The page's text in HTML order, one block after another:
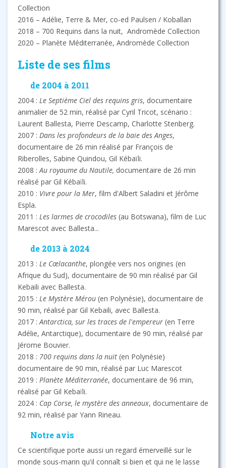
Collection
2016 – Adélie, Terre & Mer, co-ed Paulsen / Koballan
2018 – 700 Requins dans la nuit, Andromède Collection
2020 – Planète Méditerranée, Andromède Collection
Liste de ses films
de 2004 à 2011
2004 : Le Septième Ciel des requins gris, documentaire
animalier de 52 min, réalisé par Cyril Tricot, scénario :
Laurent Ballesta, Pierre Descamp, Charlotte Stenberg.
2007 : Dans les profondeurs de la baie des Anges,
documentaire de 26 min réalisé par François de
Riberolles, Sabine Quindou, Gil Kébaïli.
2008 :Au royaume du Nautile, documentaire de 26 min
réalisé par Gil Kébaïli.
2010 : Vivre pour la Mer, film d'Albert Saladini et Jérôme
Espla.
2011 : Les larmes de crocodiles (au Botswana), film de Luc
Marescot avec Ballesta...
de 2013 à 2024
2013 : Le Cœlacanthe, plongée vers nos origines (en
Afrique du Sud), documentaire de 90 min réalisé par Gil
Kebaili avec Ballesta.
2015 : Le Mystère Mérou (en Polynésie), documentaire de
90 min, réalisé par Gil Kebaili, avec Ballesta.
2017 :Antarctica, sur les traces de l'empereur (en Terre
Adélie, Antarctique), documentaire de 90 min, réalisé par
Jérome Bouvier.
2018 : 700 requins dans la nuit (en Polynésie)
documentaire de 90 min, réalisé par Luc Marescot
2019 : Planète Méditerranée, documentaire de 96 min,
réalisé par Gil Kebaïli.
2024 : Cap Corse, le mystère des anneaux, documentaire de
92 min, réalisé par Yann Rineau.
Notre avis
Ce scientifique porte aussi un regard émerveillé sur le
monde sous-marin qu'il connaît si bien et qui ne le lasse